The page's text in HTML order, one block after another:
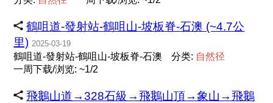
鶴咀道-發射站-鶴咀山-坡板脊-石澳 (~4.7公
里) 2025-03-19
鶴咀道-發射站-鶴咀山-坡板脊-石澳 分类: 自然径
一周下载/浏览: ~1/2
飛鵝山道→328石級→飛鵝山頂→象山→飛鵝